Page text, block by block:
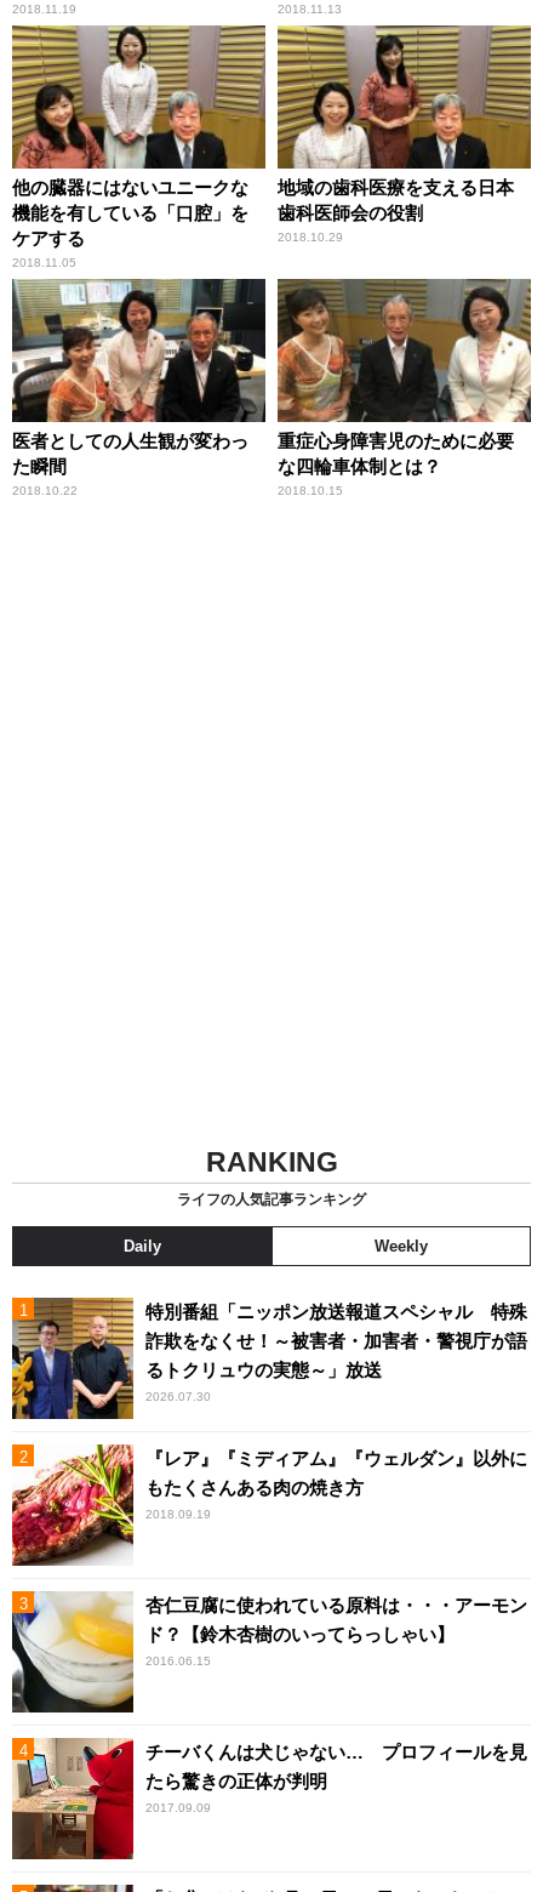
2018.11.19 2018.11.13
他の臓器にはないユニークな
機能を有している「口腔」を
ケアする
2018.11.05
地域の歯科医療を支える日本
歯科医師会の役割
2018.10.29
医者としての人生観が変わっ
た瞬間
2018.10.22
重症心身障害児のために必要
な四輪車体制とは？
2018.10.15
RANKING
ライフの人気記事ランキング
Daily Weekly
特別番組「ニッポン放送報道スペシャル 特殊
詐欺をなくせ！～被害者・加害者・警視庁が語
るトクリュウの実態～」放送
2026.07.30
『レア』『ミディアム』『ウェルダン』以外に
もたくさんある肉の焼き方
2018.09.19
杏仁豆腐に使われている原料は・・・アーモン
ド？【鈴木杏樹のいってらっしゃい】
2016.06.15
チーバくんは犬じゃない… プロフィールを見
たら驚きの正体が判明
2017.09.09